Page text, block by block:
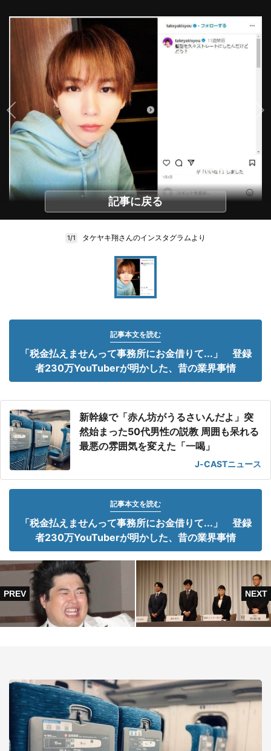
記事に戻る
1/1 タケヤキ翔さんのインスタグラムより
記事本文を読む
「税金払えませんって事務所にお金借りて...」 登録
者230万YouTuberが明かした、昔の業界事情
新幹線で「赤ん坊がうるさいんだよ」突
然始まった50代男性の説教 周囲も呆れる
最悪の雰囲気を変えた「一喝」
J-CASTニュース
記事本文を読む
「税金払えませんって事務所にお金借りて...」 登録
者230万YouTuberが明かした、昔の業界事情